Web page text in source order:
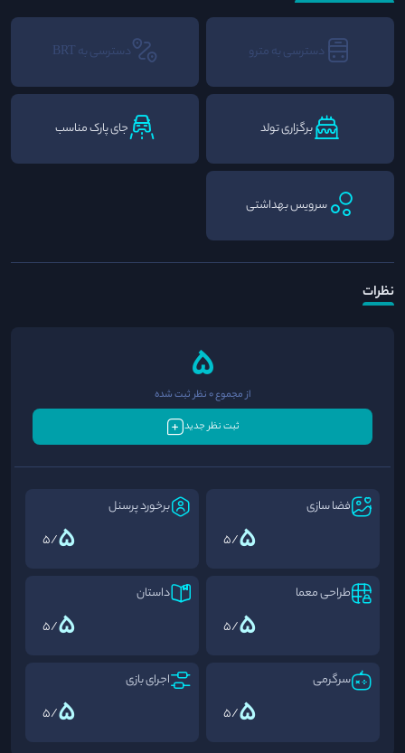
دسترسی به مترو دسترسی به BRT
برگزاری تولد جای پارک مناسب
سرویس بهداشتی
نظرات
5از مجموع 0 نظر ثبت شده
ثبت نظر جدید
فضا سازی
5
/5
برخورد پرسنل
5
/5
طراحی معما
5
/5
داستان
5
/5
سرگرمی
5
/5
اجرای بازی
5
/5